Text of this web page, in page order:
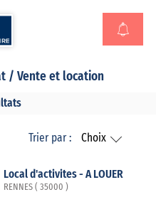
/ Vente et location
Trier par : Choix
Local d'activites - A LOUER
RENNES ( 35000 )